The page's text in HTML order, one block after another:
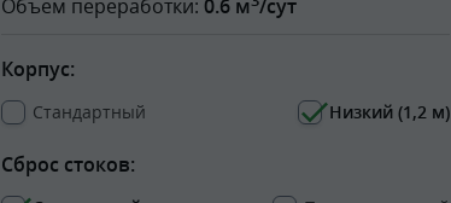
Объем переработки:0.6 м /сут
Корпус:
Стандартный Низкий (1,2 м)
Сброс стоков: